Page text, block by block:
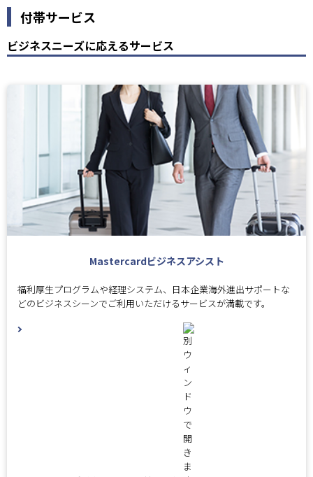
付帯サービス
ビジネスニーズに応えるサービス
Mastercardビジネスアシスト
福利厚生プログラムや経理システム、日本企業海外進出サポートな
どのビジネスシーンでご利用いただけるサービスが満載です。